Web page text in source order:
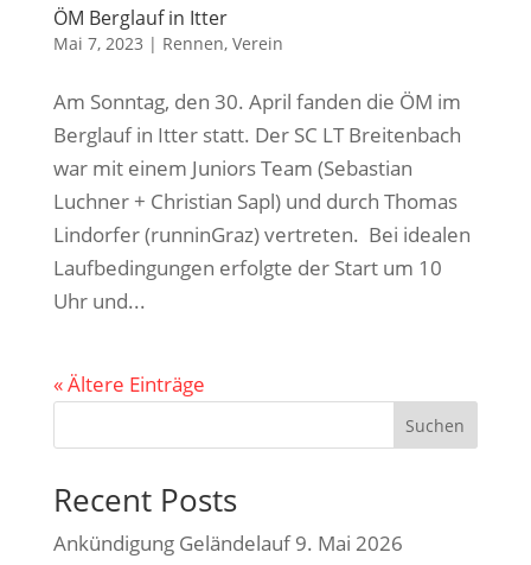
ÖM Berglauf in Itter
Mai 7, 2023 | Rennen, Verein
Am Sonntag, den 30. April fanden die ÖM im
Berglauf in Itter statt. Der SC LT Breitenbach
war mit einem Juniors Team (Sebastian
Luchner + Christian Sapl) und durch Thomas
Lindorfer (runninGraz) vertreten. Bei idealen
Laufbedingungen erfolgte der Start um 10
Uhr und...
« Ältere Einträge
Suchen
Recent Posts
Ankündigung Geländelauf 9. Mai 2026